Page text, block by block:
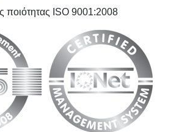
ποιότητας ISO 9001:2008